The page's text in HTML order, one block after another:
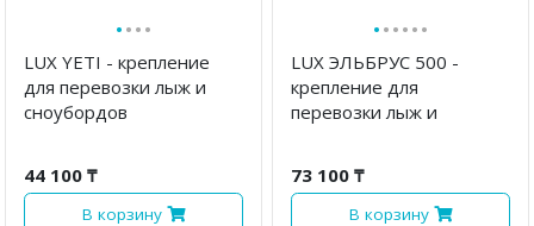
····
LUX YETI - крепление
для перевозки лыж и
сноубордов
44 100 ₸
В корзину
······
LUX ЭЛЬБРУС 500 -
крепление для
перевозки лыж и
73 100 ₸
В корзину